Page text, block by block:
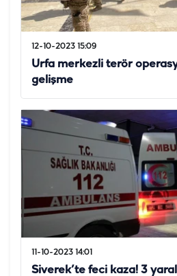
12-10-2023 15:09
Urfa merkezli terör
gelişme
11-10-2023 14:01
Siverek’te feci kaza! 3